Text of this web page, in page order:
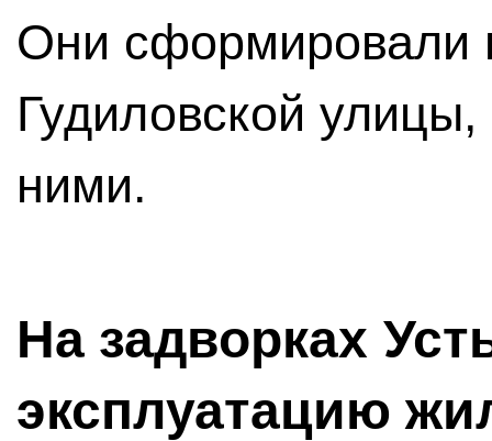
Они сформировали
Гудиловской
ними.
На задворках
эксплуатацию